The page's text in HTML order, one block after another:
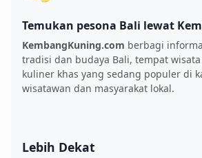
Temukan pesona Bali lewat
KembangKuning.com berbagi
tradisi dan budaya Bali, tempat
kuliner khas yang sedang populer di
wisatawan dan masyarakat lokal.
Lebih Dekat